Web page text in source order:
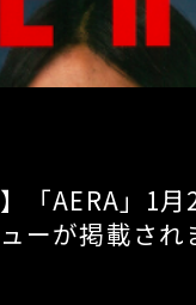
「AERA」1
ーが掲載され